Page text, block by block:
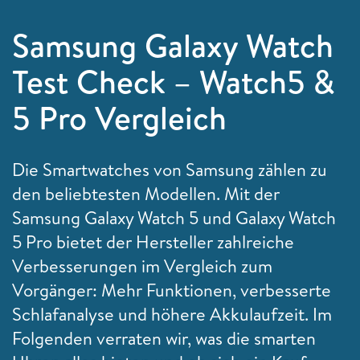
Samsung Galaxy Watch
Test Check – Watch5 &
5 Pro Vergleich
Die Smartwatches von Samsung zählen zu
den beliebtesten Modellen. Mit der
Samsung Galaxy Watch 5 und Galaxy Watch
5 Pro bietet der Hersteller zahlreiche
Verbesserungen im Vergleich zum
Vorgänger: Mehr Funktionen, verbesserte
Schlafanalyse und höhere Akkulaufzeit. Im
Folgenden verraten wir, was die smarten